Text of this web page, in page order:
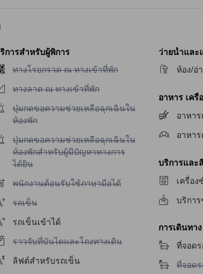
การสำหรับผู้พิการ
ไม่มีบริการทางโรยกรวด ณ ทางเข้าที่พัก
ทางโรยกรวด ณ ทางเข้าที่พัก
ไม่มีบริการทางลาด ณ ทางเข้าที่พัก
ทางลาด ณ ทางเข้าที่พัก
ไม่มีบริการปุ่มกดขอความช่วยเหลือฉุกเฉินในห้องพัก
ปุ่มกดขอความช่วยเหลือฉุกเฉินใน
ห้องพัก
ไม่มีบริการปุ่มกดขอความช่วยเหลือฉุกเฉินในห้องพักสำห
ปุ่มกดขอความช่วยเหลือฉุกเฉินใน
ห้องพักสำหรับผู้มีปัญหาทางการ
ได้ยิน
ไม่มีบริการพนักงานต้อนรับใช้ภาษามือได้
พนักงานต้อนรับใช้ภาษามือได้
ไม่มีบริการรถเข็น
รถเข็น
รถเข็นเข้าได้
ไม่มีบริการราวจับที่บันไดและโถงทางเดิน
ราวจับที่บันไดและโถงทางเดิน
ลิฟต์สำหรับรถเข็น
ว่ายน้ำและ
ห้อง/อ่
อาหาร เครื่
อาหา
อาหา
บริการและ
เครื่อ
บริกา
การเดินทาง
ที่จอดร
ไม่มีบริ
ที่จอด